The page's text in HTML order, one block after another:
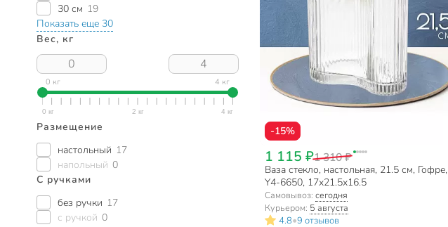
30 см 19
Показать еще 30
Вес, кг
0 кг 4 кг
Размещение
настольный 17
напольный 0
С ручками
без ручки 17
с ручкой 0
-15%
1 115 ₽1 310 ₽
Ваза стекло, настольная, 21.5 см, Гофре,
Y4-6650, 17х21.5х16.5
Самовывоз: сегодня
Курьером: 5 августа
4.8•9 отзывов